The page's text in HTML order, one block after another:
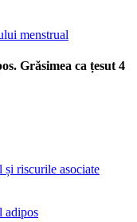
menstrual
Grăsimea ca țesut4
și riscurile asociate
adipos